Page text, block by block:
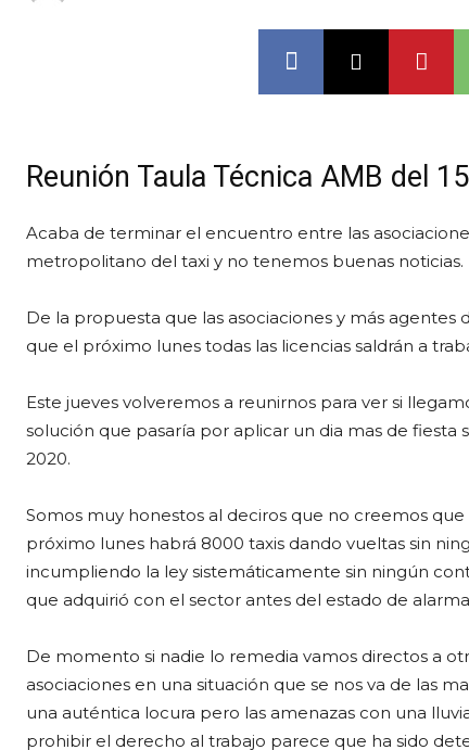
Reunión Taula Técnica AMB del
Acaba de terminar el encuentro entre las
metropolitano del taxi y no tenemos buenas noticias.
De la propuesta que las asociaciones y más
que el próximo lunes todas las licencias saldrán a
Este jueves volveremos a reunirnos para ver si
solución que pasaría por aplicar un dia mas de
2020.
Somos muy honestos al deciros que no creemos
próximo lunes habrá 8000 taxis dando vueltas sin
incumpliendo la ley sistemáticamente sin ningún
que adquirió con el sector antes del estado de
De momento si nadie lo remedia vamos directos a
asociaciones en una situación que se nos va de las
una auténtica locura pero las amenazas con una
prohibir el derecho al trabajo parece que ha sido